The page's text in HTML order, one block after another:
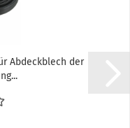
Abdeckblech der